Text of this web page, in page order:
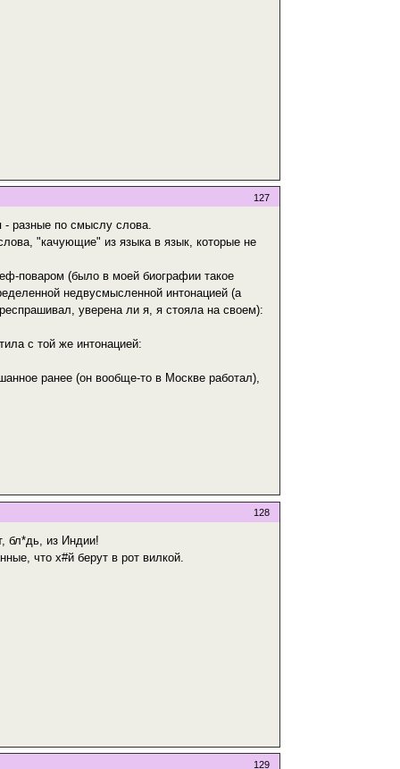
127
- разные по смыслу слова.
"качующие" из языка в язык, которые не
поваром (было в моей биографии такое
недвусмысленной интонацией (а
уверена ли я, я стояла на своем):
с той же интонацией:
ранее (он вообще-то в Москве работал),
128
бл*дь, из Индии!
что х#й берут в рот вилкой.
129